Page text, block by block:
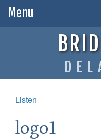
Menu
Listen
logo1